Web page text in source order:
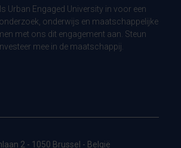
Urban Engaged University in voor een
onderwijs en maatschappelijke
met ons dit engagement aan. Steun
mee in de maatschappij.
2 - 1050 Brussel - België